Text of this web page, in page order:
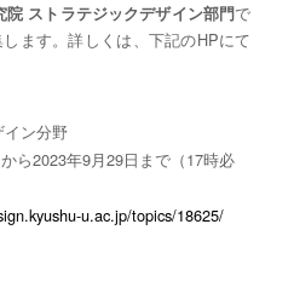
ストラテジックデザイン部門で
ます。詳しくは、下記のHPにて
イン分野
ら2023年9月29日まで（17時必
u.ac.jp/topics/18625/